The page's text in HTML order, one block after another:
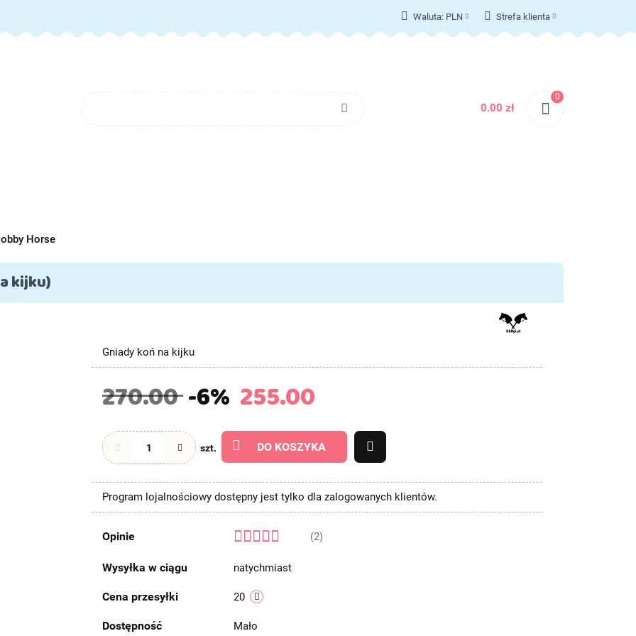
Waluta: PLN Strefa klienta
Zgody cookies
0.00 zł
0
NOWOŚCI FAQ BLOG O NAS KONTAKT
Horse
kijku)
Gniady koń na kijku
270.00-6% 255.00
szt. DO KOSZYKA
Program lojalnościowy dostępny jest tylko dla zalogowanych klientów.
Opinie (2)
Wysyłka w ciągu natychmiast
Cena przesyłki 20
Dostępność Mało